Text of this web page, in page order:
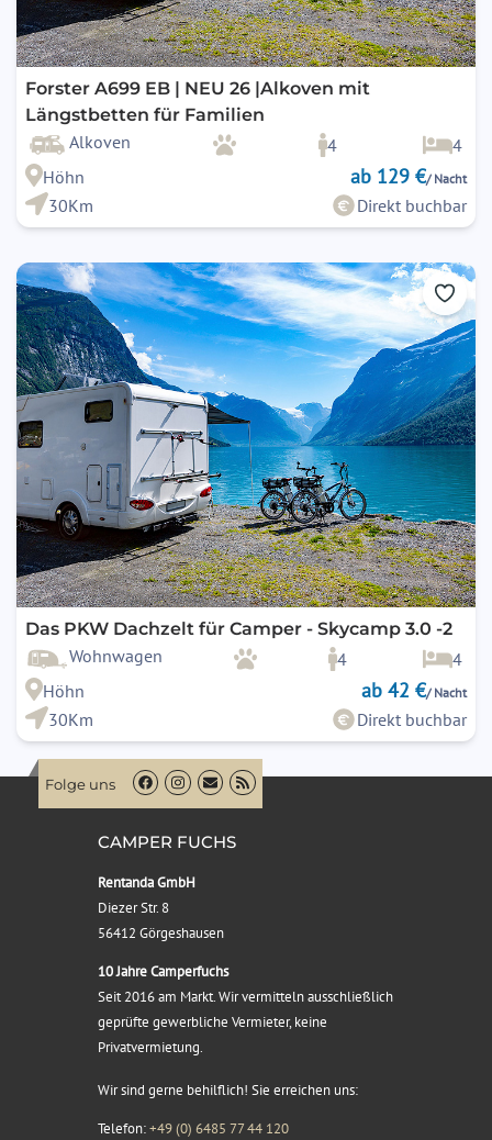
Forster A699 EB | NEU 26 |Alkoven mit
Längstbetten für Familien
Alkoven 4
4
Höhn
ab 129 €/ Nacht
30Km Direkt buchbar
Das PKW Dachzelt für Camper - Skycamp 3.0 -2
Wohnwagen 4
4
Höhn
ab 42 €/ Nacht
30Km Direkt buchbar
Folge uns
CAMPER FUCHS
Rentanda GmbH
Diezer Str. 8
56412 Görgeshausen
10 Jahre Camperfuchs
Seit 2016 am Markt. Wir vermitteln ausschließlich
geprüfte gewerbliche Vermieter, keine
Privatvermietung.
Wir sind gerne behilflich! Sie erreichen uns:
Telefon:+49 (0) 6485 77 44 120